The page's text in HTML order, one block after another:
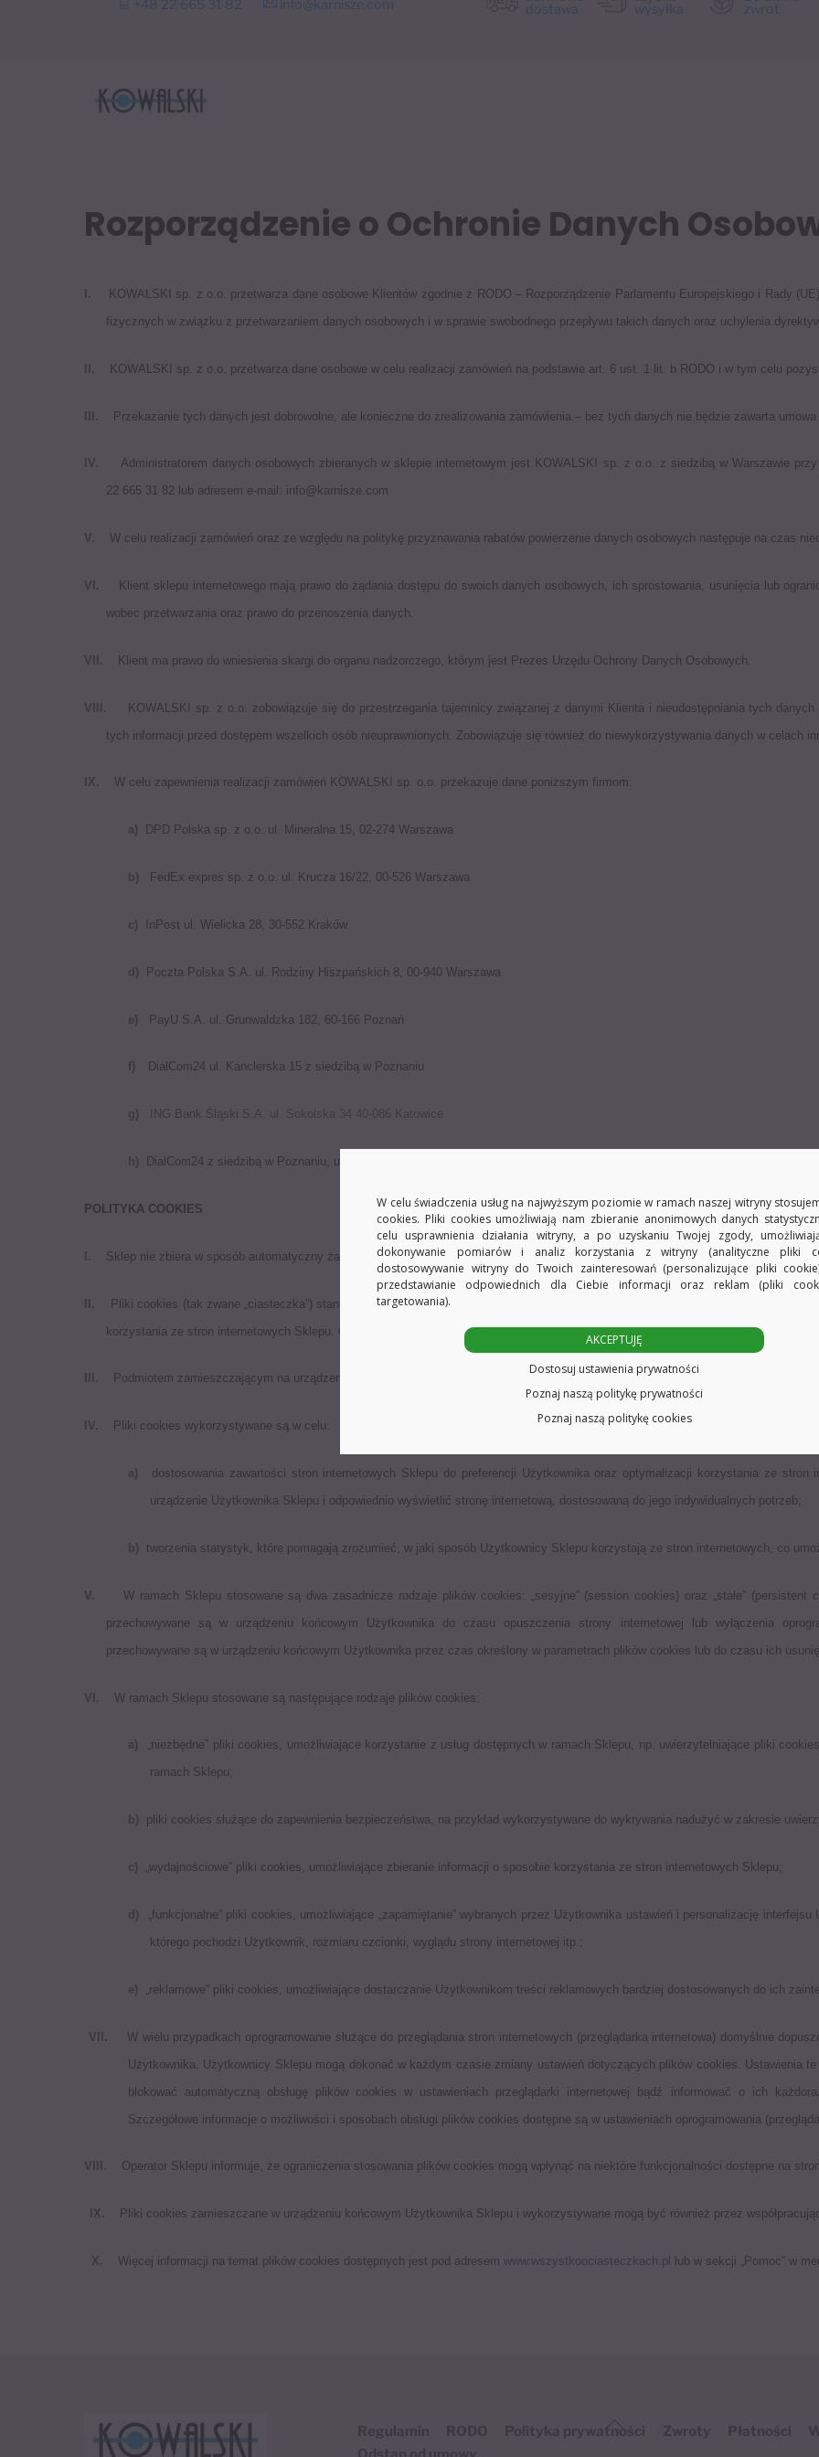
+48 22 665 31 82 info@karnisze.com dostawa wysyłka
zwrot
Rozporządzenie o Ochronie Danych
I.
KOWALSKI sp. z o.o. przetwarza dane osobowe Klientów zgodnie z RODO – Rozporządzenie Parlamentu Europejskiego i Rady
fizycznych w związku z przetwarzaniem danych osobowych i w sprawie swobodnego przepływu takich danych oraz uchylenia
II. KOWALSKI sp. z o.o. przetwarza dane osobowe w celu realizacji zamówień na podstawie art. 6 ust. 1 lit. b RODO i w tym celu
III. Przekazanie tych danych jest dobrowolne, ale konieczne do zrealizowania zamówienia – bez tych danych nie będzie zawarta umowa
IV.
Administratorem danych osobowych zbieranych w sklepie internetowym jest KOWALSKI sp. z o.o. z siedzibą w Warszawie
22 665 31 82 lub adresem e-mail: info@karnisze.com
V. W celu realizacji zamówień oraz ze względu na politykę przyznawania rabatów powierzenie danych osobowych następuje na czas
VI.
Klient sklepu internetowego mają prawo do żądania dostępu do swoich danych osobowych, ich sprostowania, usunięcia lub
wobec przetwarzania oraz prawo do przenoszenia danych.
VII. Klient ma prawo do wniesienia skargi do organu nadzorczego, którym jest Prezes Urzędu Ochrony Danych Osobowych.
VIII.
KOWALSKI sp. z o.o. zobowiązuje się do przestrzegania tajemnicy związanej z danymi Klienta i nieudostępniania tych
tych informacji przed dostępem wszelkich osób nieuprawnionych. Zobowiązuje się również do niewykorzystywania danych w celach
IX. W celu zapewnienia realizacji zamówień KOWALSKI sp. o.o. przekazuje dane poniższym firmom:
a) DPD Polska sp. z o.o. ul. Mineralna 15, 02-274 Warszawa
b) FedEx expres sp. z o.o. ul. Krucza 16/22, 00-526 Warszawa
c) InPost ul. Wielicka 28, 30-552 Kraków
d) Poczta Polska S.A. ul. Rodziny Hiszpańskich 8, 00-940 Warszawa
e) PayU S.A. ul. Grunwaldzka 182, 60-166 Poznań
f) DialCom24 ul. Kanclerska 15 z siedzibą w Poznaniu
g) ING Bank Śląski S.A.
h) DialCom24 z siedzibą w Poznaniu, ul. Kanclerska 15
POLITYKA COOKIES
I. Sklep nie zbiera w sposób automatyczny żadnych informacji, z wyjątkiem informacji zawartych w plikach cookies.
II.
Pliki cookies (tak zwane „ciasteczka”) stanowią dane informatyczne, w szczególności pliki tekstowe, które przechowywane są w
korzystania ze stron internetowych Sklepu. Cookies zazwyczaj zawierają nazwę strony internetowej, z której pochodzą, czas
III. Podmiotem zamieszczającym na urządzeniu końcowym Użytkownika Sklepu pliki cookies oraz uzyskującym do nich dostęp jest
IV. Pliki cookies wykorzystywane są w celu:
a)
dostosowania zawartości stron internetowych Sklepu do preferencji Użytkownika oraz optymalizacji korzystania ze
urządzenie Użytkownika Sklepu i odpowiednio wyświetlić stronę internetową, dostosowaną do jego indywidualnych potrzeb;
b) tworzenia statystyk, które pomagają zrozumieć, w jaki sposób Użytkownicy Sklepu korzystają ze stron internetowych, co
V.
W ramach Sklepu stosowane są dwa zasadnicze rodzaje plików cookies: „sesyjne” (session cookies) oraz „stałe”
przechowywane są w urządzeniu końcowym Użytkownika do czasu opuszczenia strony internetowej lub wyłączenia
przechowywane są w urządzeniu końcowym Użytkownika przez czas określony w parametrach plików cookies lub do czasu ich
VI. W ramach Sklepu stosowane są następujące rodzaje plików cookies:
a)
„niezbędne” pliki cookies, umożliwiające korzystanie z usług dostępnych w ramach Sklepu, np. uwierzytelniające pliki
ramach Sklepu;
b) pliki cookies służące do zapewnienia bezpieczeństwa, na przykład wykorzystywane do wykrywania nadużyć w zakresie
c) „wydajnościowe” pliki cookies, umożliwiające zbieranie informacji o sposobie korzystania ze stron internetowych Sklepu;
d)
„funkcjonalne” pliki cookies, umożliwiające „zapamiętanie” wybranych przez Użytkownika ustawień i personalizację
którego pochodzi Użytkownik, rozmiaru czcionki, wyglądu strony internetowej itp.;
e) „reklamowe” pliki cookies, umożliwiające dostarczanie Użytkownikom treści reklamowych bardziej dostosowanych do ich
VII.
W wielu przypadkach oprogramowanie służące do przeglądania stron internetowych (przeglądarka internetowa) domyślnie
Użytkownika. Użytkownicy Sklepu mogą dokonać w każdym czasie zmiany ustawień dotyczących plików cookies. Ustawienia
blokować automatyczną obsługę plików cookies w ustawieniach przeglądarki internetowej bądź informować o ich
Szczegółowe informacje o możliwości i sposobach obsługi plików cookies dostępne są w ustawieniach oprogramowania
VIII. Operator Sklepu informuje, że ograniczenia stosowania plików cookies mogą wpłynąć na niektóre funkcjonalności dostępne na
IX. Pliki cookies zamieszczane w urządzeniu końcowym Użytkownika Sklepu i wykorzystywane mogą być również przez
X. Więcej informacji na temat plików cookies dostępnych jest pod adresem www.wszystkoociasteczkach.pl lub w sekcji „Pomoc” w
W celu świadczenia usług na najwyższym poziomie w ramach naszej witryny
cookies. Pliki cookies umożliwiają nam zbieranie anonimowych danych
celu usprawnienia działania witryny, a po uzyskaniu Twojej zgody,
dokonywanie pomiarów i analiz korzystania z witryny (analityczne pliki
dostosowywanie witryny do Twoich zainteresowań (personalizujące pliki
przedstawianie odpowiednich dla Ciebie informacji oraz reklam (pliki
targetowania).
AKCEPTUJĘ
Dostosuj ustawienia prywatności
Poznaj naszą politykę prywatności
Poznaj naszą politykę cookies